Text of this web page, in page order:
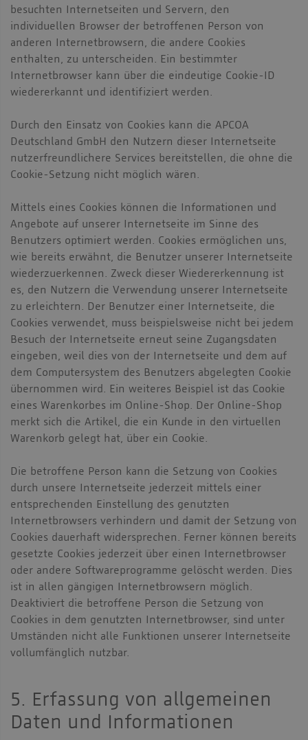
besuchten Internetseiten und Servern, den
individuellen Browser der betroffenen Person von
anderen Internetbrowsern, die andere Cookies
enthalten, zu unterscheiden. Ein bestimmter
Internetbrowser kann über die eindeutige Cookie-ID
wiedererkannt und identifiziert werden.
Durch den Einsatz von Cookies kann die APCOA
Deutschland GmbH den Nutzern dieser Internetseite
nutzerfreundlichere Services bereitstellen, die ohne die
Cookie-Setzung nicht möglich wären.
Mittels eines Cookies können die Informationen und
Angebote auf unserer Internetseite im Sinne des
Benutzers optimiert werden. Cookies ermöglichen uns,
wie bereits erwähnt, die Benutzer unserer Internetseite
wiederzuerkennen. Zweck dieser Wiedererkennung ist
es, den Nutzern die Verwendung unserer Internetseite
zu erleichtern. Der Benutzer einer Internetseite, die
Cookies verwendet, muss beispielsweise nicht bei jedem
Besuch der Internetseite erneut seine Zugangsdaten
eingeben, weil dies von der Internetseite und dem auf
dem Computersystem des Benutzers abgelegten Cookie
übernommen wird. Ein weiteres Beispiel ist das Cookie
eines Warenkorbes im Online-Shop. Der Online-Shop
merkt sich die Artikel, die ein Kunde in den virtuellen
Warenkorb gelegt hat, über ein Cookie.
Die betroffene Person kann die Setzung von Cookies
durch unsere Internetseite jederzeit mittels einer
entsprechenden Einstellung des genutzten
Internetbrowsers verhindern und damit der Setzung von
Cookies dauerhaft widersprechen. Ferner können bereits
gesetzte Cookies jederzeit über einen Internetbrowser
oder andere Softwareprogramme gelöscht werden. Dies
ist in allen gängigen Internetbrowsern möglich.
Deaktiviert die betroffene Person die Setzung von
Cookies in dem genutzten Internetbrowser, sind unter
Umständen nicht alle Funktionen unserer Internetseite
vollumfänglich nutzbar.
5. Erfassung von allgemeinen
Daten und Informationen